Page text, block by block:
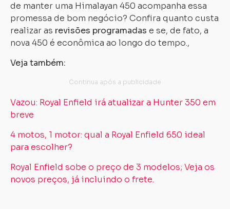
de manter uma Himalayan 450 acompanha essa
promessa de bom negócio? Confira quanto custa
realizar as revisões programadas e se, de fato, a
nova 450 é econômica ao longo do tempo.,
Veja também:
Vazou: Royal Enfield irá atualizar a Hunter 350 em
breve
4 motos, 1 motor: qual a Royal Enfield 650 ideal
para escolher?
Royal Enfield sobe o preço de 3 modelos; Veja os
novos preços, já incluindo o frete.